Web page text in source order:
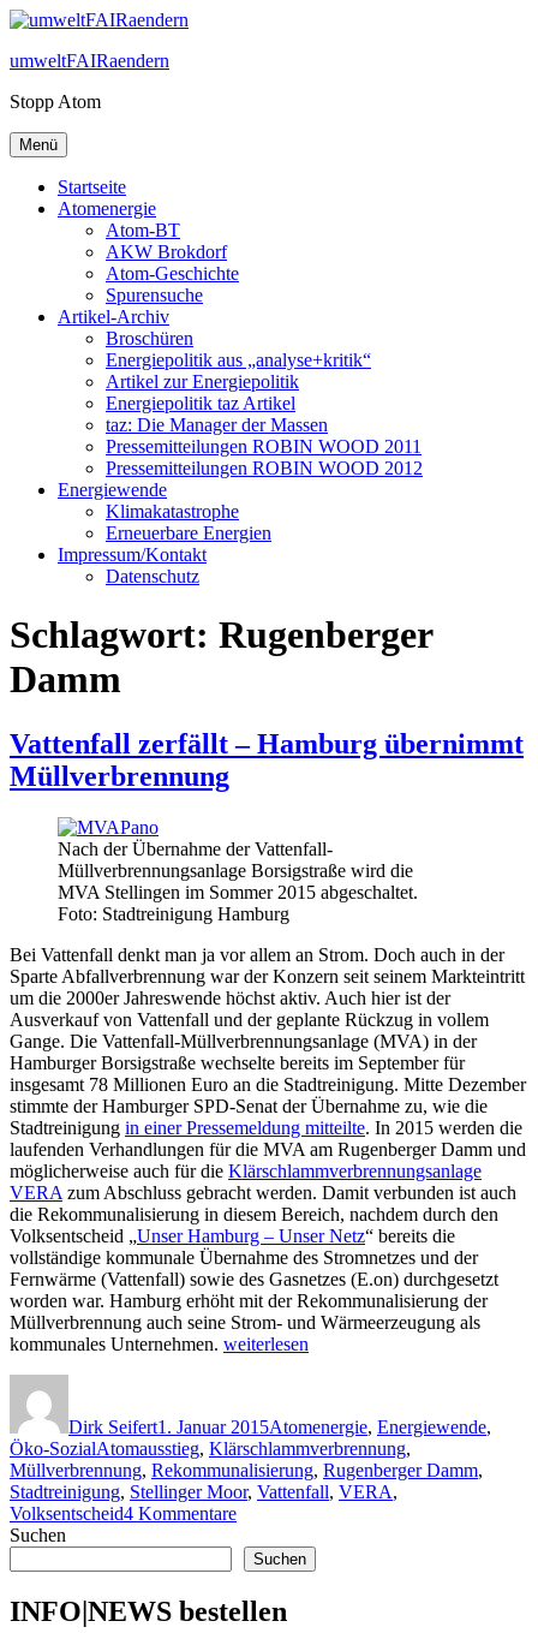
Zum
springen
umweltFAIRaendern
Stopp Atom
Menü
Startseite
Atomenergie
Atom-BT
AKW Brokdorf
Atom-Geschichte
Spurensuche
Artikel-Archiv
Broschüren
Energiepolitik aus „analyse+kritik“
Artikel zur Energiepolitik
Energiepolitik taz Artikel
taz: Die Manager der Massen
Pressemitteilungen ROBIN WOOD 2011
Pressemitteilungen ROBIN WOOD 2012
Energiewende
Klimakatastrophe
Erneuerbare Energien
Impressum/Kontakt
Datenschutz
Schlagwort: Rugenberger
Damm
Vattenfall zerfällt – Hamburg übernimmt
Müllverbrennung
Nach der Übernahme der Vattenfall-
Müllverbrennungsanlage Borsigstraße wird die
MVA Stellingen im Sommer 2015 abgeschaltet.
Foto: Stadtreinigung Hamburg
Bei Vattenfall denkt man ja vor allem an Strom. Doch auch in der
Sparte Abfallverbrennung war der Konzern seit seinem Markteintritt
um die 2000er Jahreswende höchst aktiv. Auch hier ist der
Ausverkauf von Vattenfall und der geplante Rückzug in vollem
Gange. Die Vattenfall-Müllverbrennungsanlage (MVA) in der
Hamburger Borsigstraße wechselte bereits im September für
insgesamt 78 Millionen Euro an die Stadtreinigung. Mitte Dezember
stimmte der Hamburger SPD-Senat der Übernahme zu, wie die
Stadtreinigung in einer Pressemeldung mitteilte. In 2015 werden die
laufenden Verhandlungen für die MVA am Rugenberger Damm und
möglicherweise auch für die Klärschlammverbrennungsanlage
VERA zum Abschluss gebracht werden. Damit verbunden ist auch
die Rekommunalisierung in diesem Bereich, nachdem durch den
Volksentscheid „Unser Hamburg – Unser Netz“ bereits die
vollständige kommunale Übernahme des Stromnetzes und der
Fernwärme (Vattenfall) sowie des Gasnetzes (E.on) durchgesetzt
worden war. Hamburg erhöht mit der Rekommunalisierung der
Müllverbrennung auch seine Strom- und Wärmeerzeugung als
kommunales Unternehmen. „Vattenfall
übernimmt
Müllverbrennung“
weiterlesen
Dirk Seifert1. Januar 2015Atomenergie, Energiewende,
Öko-SozialSchlagwörter
Atomausstieg, Klärschlammverbrennung,
Müllverbrennung, Rekommunalisierung, Rugenberger Damm,
Stadtreinigung, Stellinger Moor, Vattenfall, VERA,
Volksentscheid4 Kommentarezu
zerfällt
–
Hamburg
übernimmt
Suchen
Suchen
INFO|NEWS bestellen